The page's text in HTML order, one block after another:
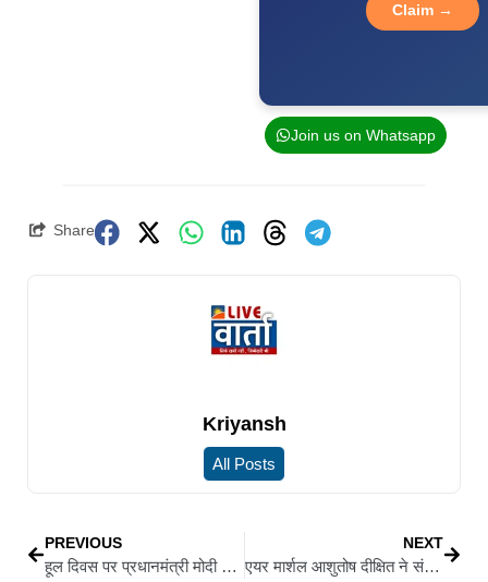
Claim →
Join us on Whatsapp
Share
Kriyansh
All Posts
PREVIOUS
हूल दिवस पर प्रधानमंत्री मोदी ने सिदो-कान्हू सहित जनजातीय वीर-वीरांगनाओं को किया नमन
NEXT
एयर मार्शल आशुतोष दीक्षित ने संभाला 51वें वायु सेना उप प्रमुख का कार्यभार, मिग-21 से मिराज-2000 तक का अनुभव